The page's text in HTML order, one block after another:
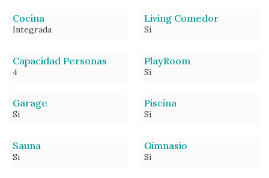
Cocina
Integrada
Living Comedor
Si
Capacidad Personas
4
PlayRoom
Si
Garage
Si
Piscina
Si
Sauna
Si
Gimnasio
Si